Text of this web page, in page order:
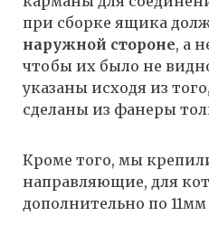
при сборке ящика
наружной стороне, а
чтобы их было не
указаны исходя из
сделаны из фанеры
Кроме того, мы
направляющие, для
дополнительно по